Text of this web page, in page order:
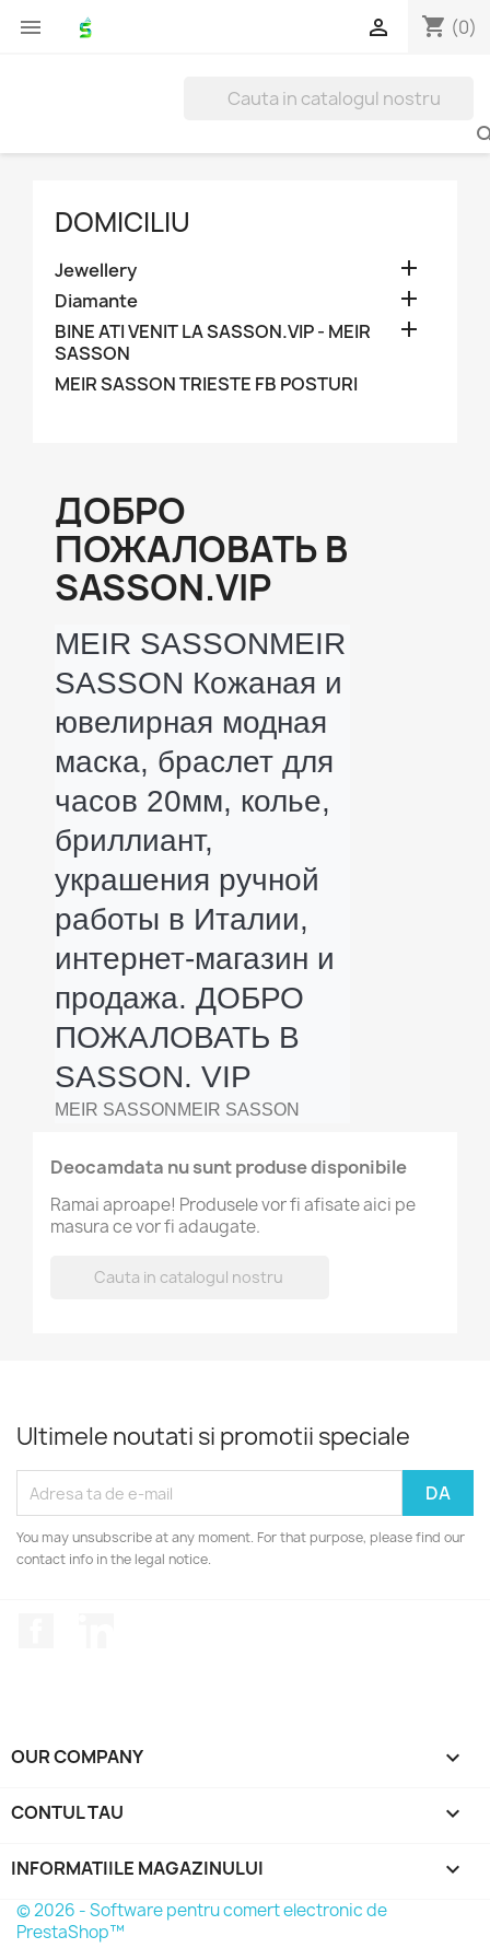
 shopping_cart (0)

DOMICILIU
Jewellery 
Diamante 
BINE ATI VENIT LA SASSON.VIP - MEIR
SASSON

MEIR SASSON TRIESTE FB POSTURI
ДОБРО
ПОЖАЛОВАТЬ В
SASSON.VIP
MEIR SASSONMEIR
SASSON Кожаная и
ювелирная модная
маска, браслет для
часов 20мм, колье,
бриллиант,
украшения ручной
работы в Италии,
интернет-магазин и
продажа. ДОБРО
ПОЖАЛОВАТЬ В
SASSON. VIP
MEIR SASSONMEIR SASSON
Deocamdata nu sunt produse disponibile
Ramai aproape! Produsele vor fi afisate aici pe
masura ce vor fi adaugate.
Ultimele noutati si promotii speciale
You may unsubscribe at any moment. For that purpose, please find our
contact info in the legal notice.
OUR COMPANY 
CONTUL TAU 
INFORMATIILE MAGAZINULUI keyboard_arrow_down
© 2026 - Software pentru comert electronic de
PrestaShop™